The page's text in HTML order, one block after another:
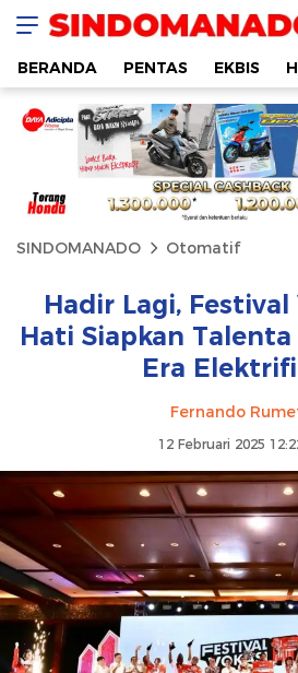
SINDOMANADO
Informatif dan Edukatif
BERANDA PENTAS EKBIS
SINDOMANADO Otomatif
Hadir Lagi, Festival
Hati Siapkan
Era
Fernando
12 Februari 2025